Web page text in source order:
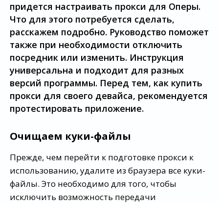
придется настраивать прокси для Оперы.
Что для этого потребуется сделать,
расскажем подробно. Руководство поможет
также при необходимости отключить
посредник или изменить. Инструкция
универсальна и подходит для разных
версий программы. Перед тем, как купить
прокси для своего девайса, рекомендуется
протестировать приложение.
Очищаем куки-файлы
Прежде, чем перейти к подготовке прокси к
использованию, удалите из браузера все куки-
файлы. Это необходимо для того, чтобы
исключить возможность передачи